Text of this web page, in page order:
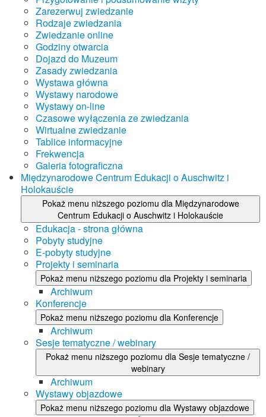
Zarezerwuj zwiedzanie
Rodzaje zwiedzania
Zwiedzanie online
Godziny otwarcia
Dojazd do Muzeum
Zasady zwiedzania
Wystawa główna
Wystawy narodowe
Wystawy on-line
Czasowe wyłączenia ze zwiedzania
Wirtualne zwiedzanie
Tablice informacyjne
Frekwencja
Galeria fotograficzna
Międzynarodowe Centrum Edukacji o Auschwitz i
Holokauście
Pokaż menu niższego poziomu dla Międzynarodowe
Centrum Edukacji o Auschwitz i Holokauście
Edukacja - strona główna
Pobyty studyjne
E-pobyty studyjne
Projekty i seminaria
Pokaż menu niższego poziomu dla Projekty i seminaria
Archiwum
Konferencje
Pokaż menu niższego poziomu dla Konferencje
Archiwum
Sesje tematyczne / webinary
Pokaż menu niższego poziomu dla Sesje tematyczne /
webinary
Archiwum
Wystawy objazdowe
Pokaż menu niższego poziomu dla Wystawy objazdowe